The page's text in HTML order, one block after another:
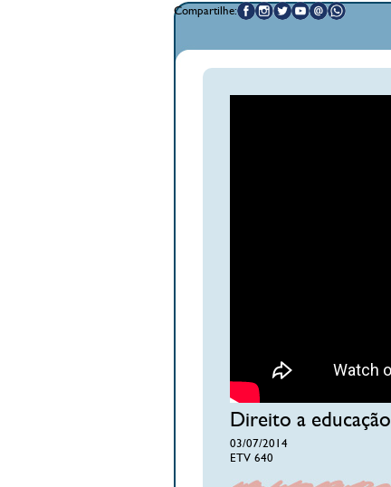
Compartilhe:
Direito a educação
03/07/2014
ETV 640